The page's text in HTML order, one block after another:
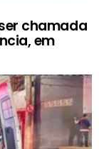
chamada
em